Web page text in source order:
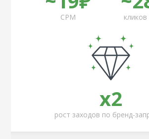
CPM
x2
рост заходов по бренд-